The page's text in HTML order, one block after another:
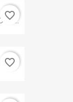
favorite_border
favorite_border